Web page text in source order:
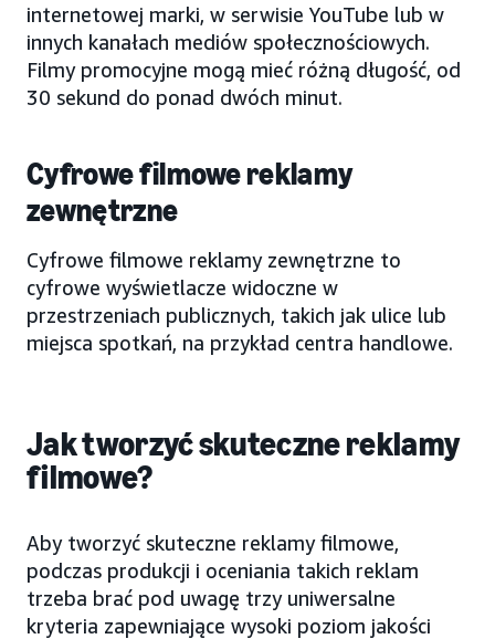
internetowej marki, w serwisie YouTube lub w
innych kanałach mediów społecznościowych.
Filmy promocyjne mogą mieć różną długość, od
30 sekund do ponad dwóch minut.
Cyfrowe filmowe reklamy
zewnętrzne
Cyfrowe filmowe reklamy zewnętrzne to
cyfrowe wyświetlacze widoczne w
przestrzeniach publicznych, takich jak ulice lub
miejsca spotkań, na przykład centra handlowe.
Jak tworzyć skuteczne reklamy
filmowe?
Aby tworzyć skuteczne reklamy filmowe,
podczas produkcji i oceniania takich reklam
trzeba brać pod uwagę trzy uniwersalne
kryteria zapewniające wysoki poziom jakości